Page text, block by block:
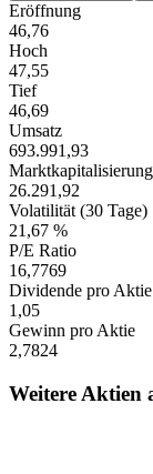
Eröffnung
46,76
Hoch
47,55
Tief
46,69
Umsatz
693.991,93
26.291,92
Volatilität (30 Tage)
21,67 %
P/E Ratio
16,7769
Dividende pro Aktie
1,05
Gewinn pro Aktie
2,7824
Weitere Aktien